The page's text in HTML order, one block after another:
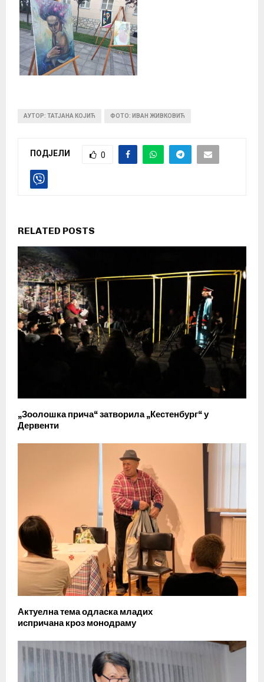
АУТОР: ТАТЈАНА КОЈИЋ ФОТО: ИВАН ЖИВКОВИЋ
ПОДЈЕЛИ 0
RELATED POSTS
„Зоолошка прича“ затворила „Кестенбург“ у
Дервенти
Актуелна тема одласка младих
испричана кроз монодраму